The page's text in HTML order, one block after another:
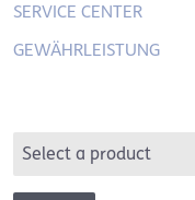
SERVICE CENTER
GEWÄHRLEISTUNG